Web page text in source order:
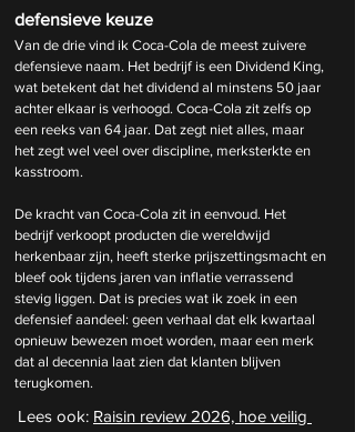
defensieve keuze
Van de drie vind ik Coca-Cola de meest zuivere
defensieve naam. Het bedrijf is een Dividend King,
wat betekent dat het dividend al minstens 50 jaar
achter elkaar is verhoogd. Coca-Cola zit zelfs op
een reeks van 64 jaar. Dat zegt niet alles, maar
het zegt wel veel over discipline, merksterkte en
kasstroom.
De kracht van Coca-Cola zit in eenvoud. Het
bedrijf verkoopt producten die wereldwijd
herkenbaar zijn, heeft sterke prijszettingsmacht en
bleef ook tijdens jaren van inflatie verrassend
stevig liggen. Dat is precies wat ik zoek in een
defensief aandeel: geen verhaal dat elk kwartaal
opnieuw bewezen moet worden, maar een merk
dat al decennia laat zien dat klanten blijven
terugkomen.
Lees ook: Raisin review 2026, hoe veilig